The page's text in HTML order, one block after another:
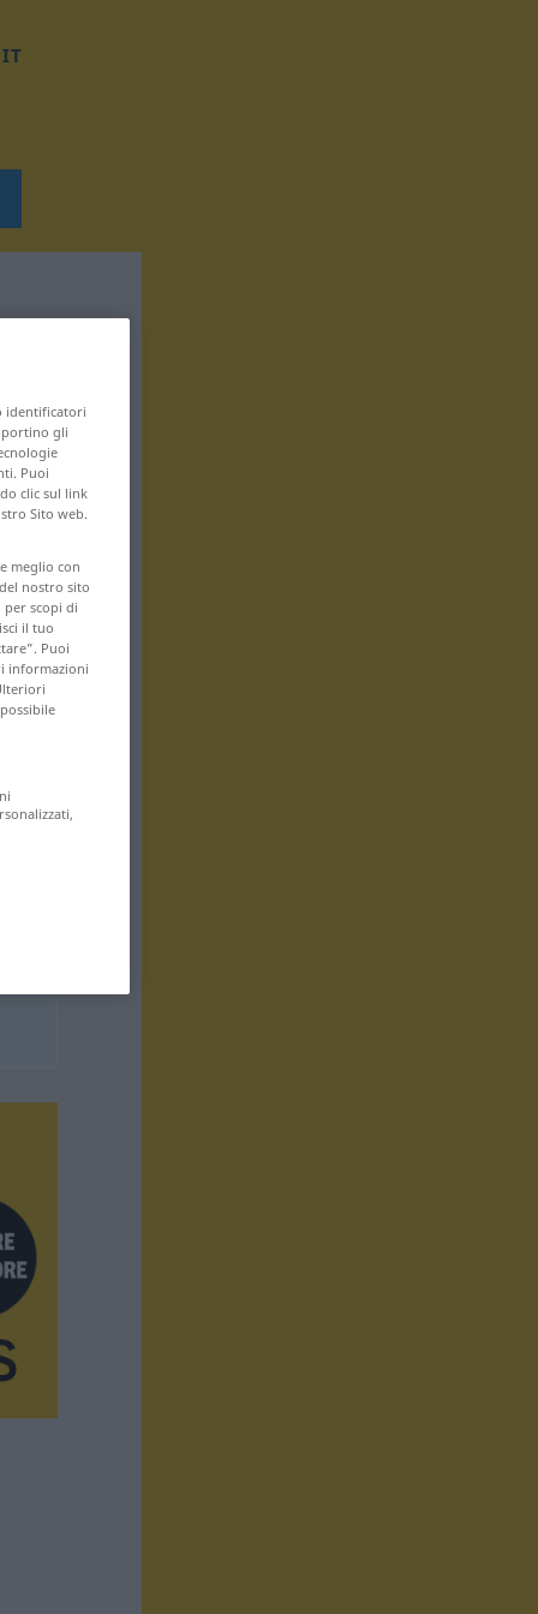
IT
identificatori
gli
Puoi
clic sul link
Sito web.
meglio con
nostro sito
per scopi di
il tuo
Puoi
informazioni